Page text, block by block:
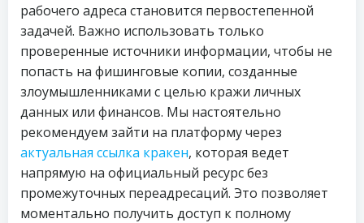
рабочего адреса становится первостепенной
задачей. Важно использовать только
проверенные источники информации, чтобы не
попасть на фишинговые копии, созданные
злоумышленниками с целью кражи личных
данных или финансов. Мы настоятельно
рекомендуем зайти на платформу через
актуальная ссылка кракен, которая ведет
напрямую на официальный ресурс без
промежуточных переадресаций. Это позволяет
моментально получить доступ к полному